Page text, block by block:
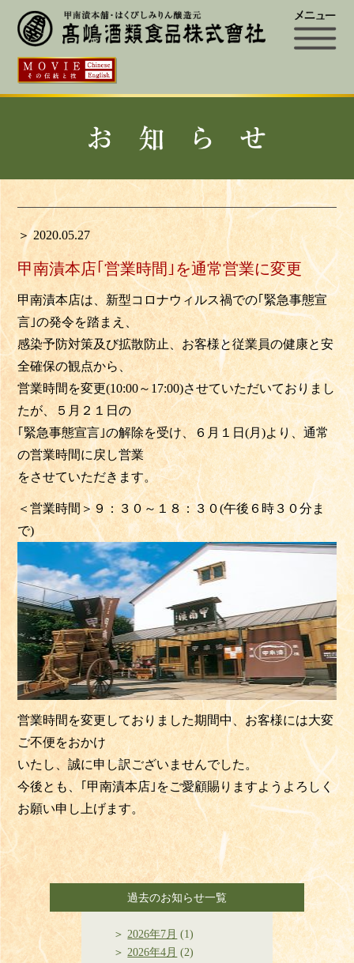
＞ 2020.05.27
甲南漬本店｢営業時間｣を通常営業に変更
甲南漬本店は、新型コロナウィルス禍での｢緊急事態宣
言｣の発令を踏まえ、
感染予防対策及び拡散防止、お客様と従業員の健康と安
全確保の観点から、
営業時間を変更(10:00～17:00)させていただいておりまし
たが、５月２１日の
｢緊急事態宣言｣の解除を受け、６月１日(月)より、通常
の営業時間に戻し営業
をさせていただきます。
＜営業時間＞９：３０～１８：３０(午後６時３０分ま
で)
営業時間を変更しておりました期間中、お客様には大変
ご不便をおかけ
いたし、誠に申し訳ございませんでした。
今後とも、｢甲南漬本店｣をご愛顧賜りますようよろしく
お願い申し上げます。
過去のお知らせ一覧
2026年7月 (1)
2026年4月 (2)